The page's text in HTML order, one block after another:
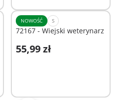
NOWOŚĆ S
72167 - Wiejski weterynarz
55,99 zł
Dodaj do koszyka